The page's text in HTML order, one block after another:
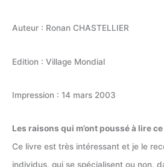
Auteur : Ronan CHASTELLIER
Edition : Village Mondial
Impression : 14 mars 2003
Les raisons qui m’ont poussé à lire
Ce livre est très intéressant et je le
individus, qui se spécialisent ou non,